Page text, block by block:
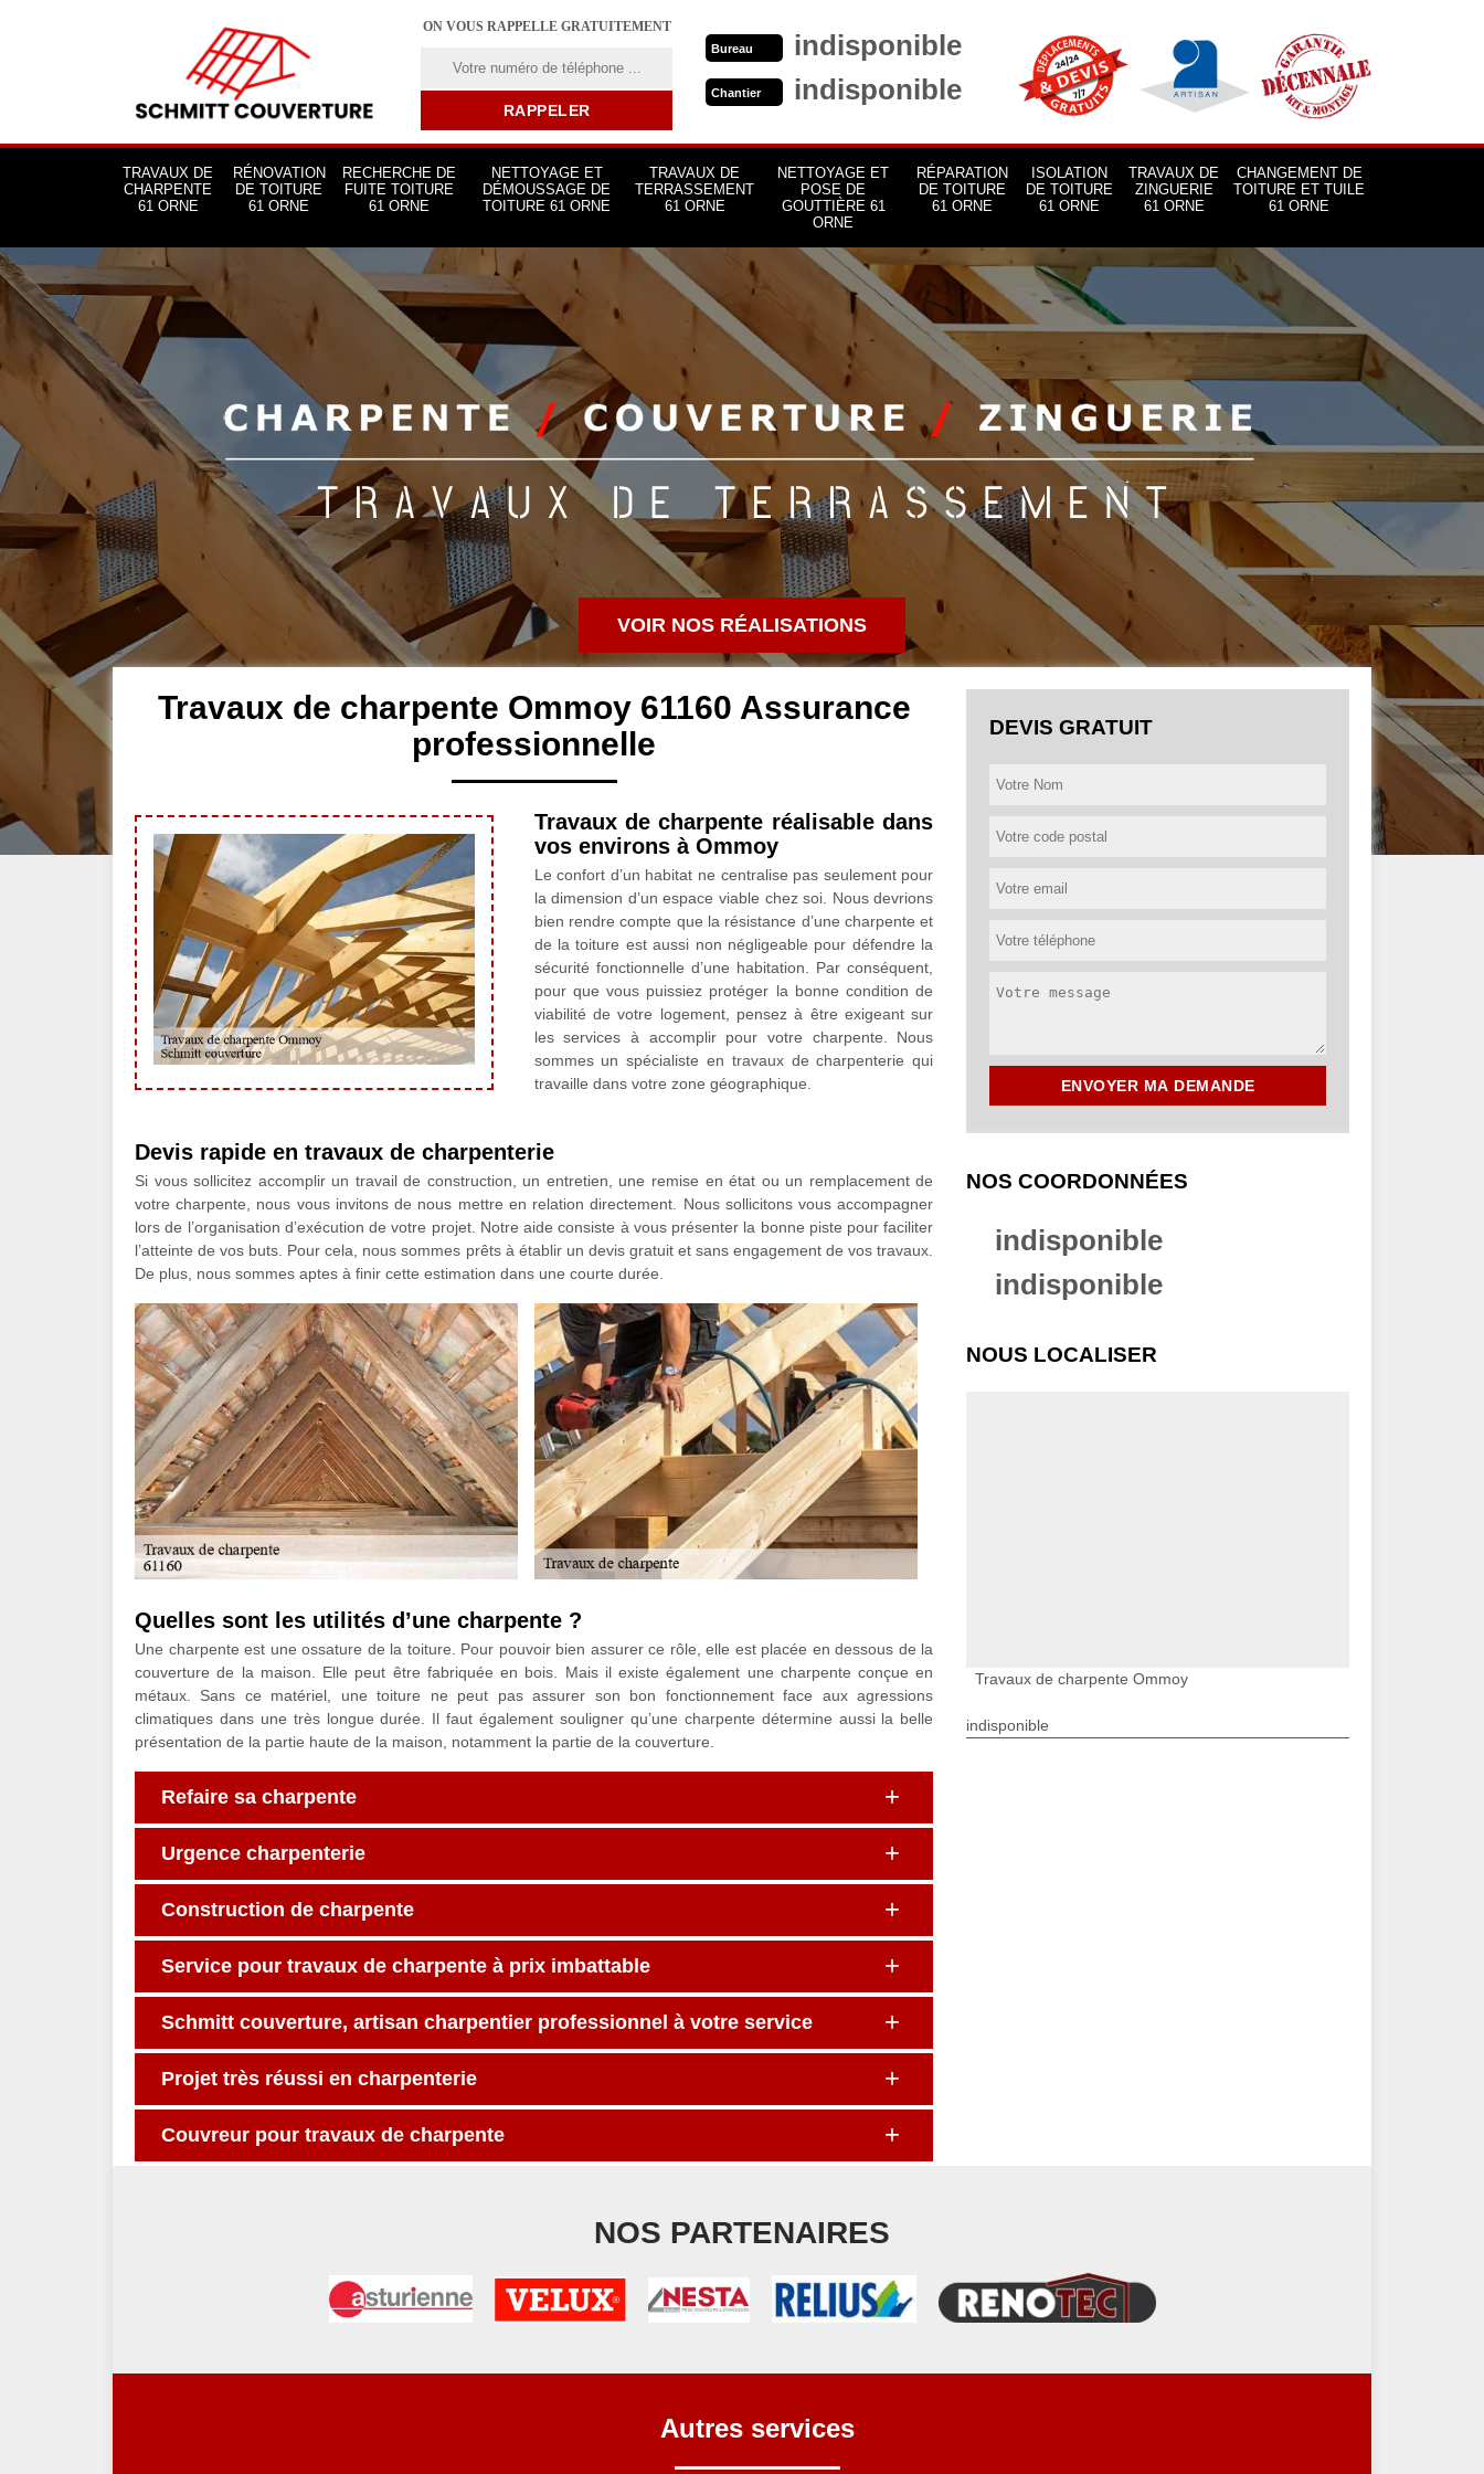
ON VOUS RAPPELLE GRATUITEMENT
Bureau indisponible
Chantier indisponible
TRAVAUX DE
CHARPENTE
61 ORNE
RÉNOVATION
DE TOITURE
61 ORNE
RECHERCHE DE
FUITE TOITURE
61 ORNE
NETTOYAGE ET
DÉMOUSSAGE DE
TOITURE 61 ORNE
TRAVAUX DE
TERRASSEMENT
61 ORNE
NETTOYAGE ET
POSE DE
GOUTTIÈRE 61
ORNE
RÉPARATION
DE TOITURE
61 ORNE
ISOLATION
DE TOITURE
61 ORNE
TRAVAUX DE
ZINGUERIE
61 ORNE
CHANGEMENT DE
TOITURE ET TUILE
61 ORNE
VOIR NOS RÉALISATIONS
Travaux de charpente Ommoy 61160 Assurance
professionnelle
Travaux de charpente réalisable dans
vos environs à Ommoy
Le confort d’un habitat ne centralise pas seulement pour
la dimension d’un espace viable chez soi. Nous devrions
bien rendre compte que la résistance d’une charpente et
de la toiture est aussi non négligeable pour défendre la
sécurité fonctionnelle d’une habitation. Par conséquent,
pour que vous puissiez protéger la bonne condition de
viabilité de votre logement, pensez à être exigeant sur
les services à accomplir pour votre charpente. Nous
sommes un spécialiste en travaux de charpenterie qui
travaille dans votre zone géographique.
Devis rapide en travaux de charpenterie
Si vous sollicitez accomplir un travail de construction, un entretien, une remise en état ou un remplacement de
votre charpente, nous vous invitons de nous mettre en relation directement. Nous sollicitons vous accompagner
lors de l’organisation d’exécution de votre projet. Notre aide consiste à vous présenter la bonne piste pour faciliter
l’atteinte de vos buts. Pour cela, nous sommes prêts à établir un devis gratuit et sans engagement de vos travaux.
De plus, nous sommes aptes à finir cette estimation dans une courte durée.
Quelles sont les utilités d’une charpente ?
Une charpente est une ossature de la toiture. Pour pouvoir bien assurer ce rôle, elle est placée en dessous de la
couverture de la maison. Elle peut être fabriquée en bois. Mais il existe également une charpente conçue en
métaux. Sans ce matériel, une toiture ne peut pas assurer son bon fonctionnement face aux agressions
climatiques dans une très longue durée. Il faut également souligner qu’une charpente détermine aussi la belle
présentation de la partie haute de la maison, notamment la partie de la couverture.
Refaire sa charpente
Urgence charpenterie
Construction de charpente
Service pour travaux de charpente à prix imbattable
Schmitt couverture, artisan charpentier professionnel à votre service
Projet très réussi en charpenterie
Couvreur pour travaux de charpente
DEVIS GRATUIT
NOS COORDONNÉES
indisponible
indisponible
NOUS LOCALISER
Travaux de charpente Ommoy
indisponible
NOS PARTENAIRES
Autres services